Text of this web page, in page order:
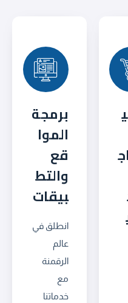
برمجة
الموا
قع
والتط
بيقات
انطلق في
عالم
الرقمنة
مع
خدماتنا